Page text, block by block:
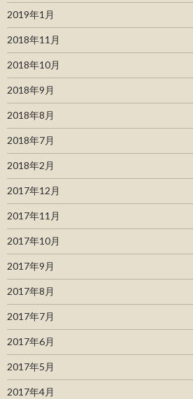
2019年1月
2018年11月
2018年10月
2018年9月
2018年8月
2018年7月
2018年2月
2017年12月
2017年11月
2017年10月
2017年9月
2017年8月
2017年7月
2017年6月
2017年5月
2017年4月